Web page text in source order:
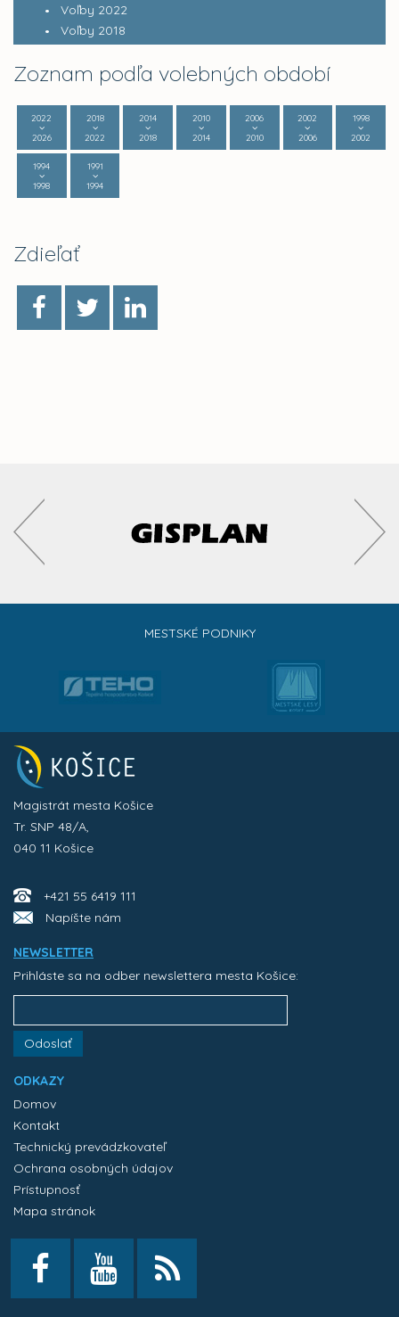
Voľby 2022
Voľby 2018
Zoznam podľa volebných období
2022
2026
2018
2022
2014
2018
2010
2014
2006
2010
2002
2006
1998
2002
1994
1998
1991
1994
Zdieľať
MESTSKÉ PODNIKY
Magistrát mesta Košice
Tr. SNP 48/A,
040 11 Košice
+421 55 6419 111
Napíšte nám
NEWSLETTER
Prihláste sa na odber newslettera mesta Košice:
Odoslať
ODKAZY
Domov
Kontakt
Technický prevádzkovateľ
Ochrana osobných údajov
Prístupnosť
Mapa stránok